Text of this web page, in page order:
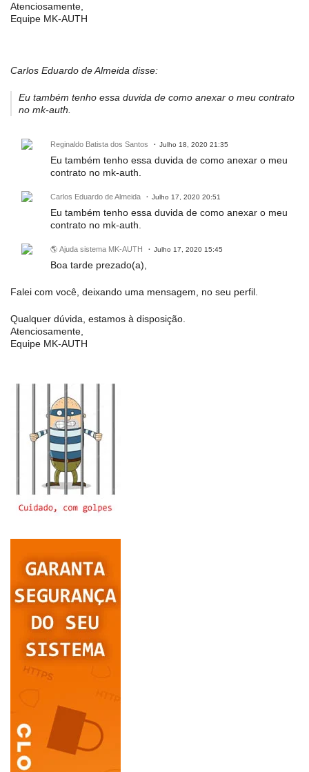
Atenciosamente,
Equipe MK-AUTH
Carlos Eduardo de Almeida disse:
Eu também tenho essa duvida de como anexar o meu contrato
no mk-auth.
Reginaldo Batista dos Santos Julho 18, 2020 21:35
Eu também tenho essa duvida de como anexar o meu
contrato no mk-auth.
Carlos Eduardo de Almeida Julho 17, 2020 20:51
Eu também tenho essa duvida de como anexar o meu
contrato no mk-auth.
🌎 Ajuda sistema MK-AUTH Julho 17, 2020 15:45
Boa tarde prezado(a),
Falei com você, deixando uma mensagem, no seu perfil.
Qualquer dúvida, estamos à disposição.
Atenciosamente,
Equipe MK-AUTH